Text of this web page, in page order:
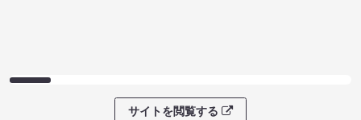
サイトを閲覧する